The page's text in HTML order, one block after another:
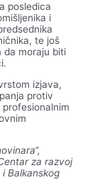
posledica
i
te još
da moraju biti
izjava,
protiv
za razvoj
Balkanskog